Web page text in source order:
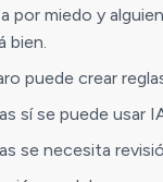
por miedo y
bien.
puede crear
sí se puede usar
se necesita